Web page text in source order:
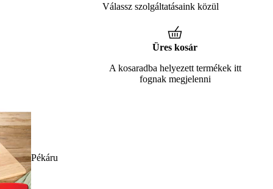
Pékáru
Válassz szolgáltatásaink közül
Üres kosár
A kosaradba helyezett termékek itt
fognak megjelenni